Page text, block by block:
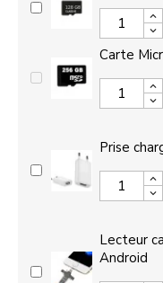
Carte
Prise
Lecteur
Android